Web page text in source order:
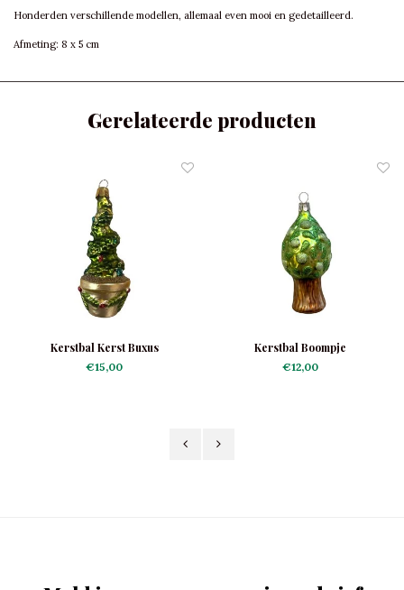
Honderden verschillende modellen, allemaal even mooi en gedetailleerd.
Afmeting: 8 x 5 cm
Gerelateerde producten
Kerstbal Kerst Buxus
€15,00
Kerstbal Boompje
€12,00